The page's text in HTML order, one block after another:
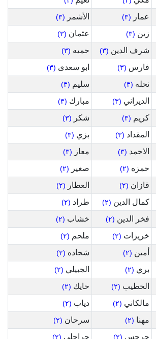
عمار (٣) الأشمر (٣)
زين (٣) عثمان (٣)
شرف الدين (٣) حميه (٣)
فارس (٣) ابو سعدى (٣)
نحله (٣) سليم (٣)
الديراني (٣) مبارك (٣)
كريم (٣) شكر (٣)
المقداد (٣) بزي (٣)
الاحمد (٣) معاز (٣)
حمزه (٢) صغير (٢)
قازان (٢) العطار (٢)
كمال الدين (٢) طراد (٢)
فخر الدين (٢) خشاب (٢)
خريزات (٢) ملحم (٢)
أمين (٢) شحاده (٢)
بري (٢) الجبيلي (٢)
الخطيب (٢) حايك (٢)
مالكاني (٢) دياب (٢)
مهنا (٢) سرحان (٢)
جرجس (٢) حراجلي (٢)